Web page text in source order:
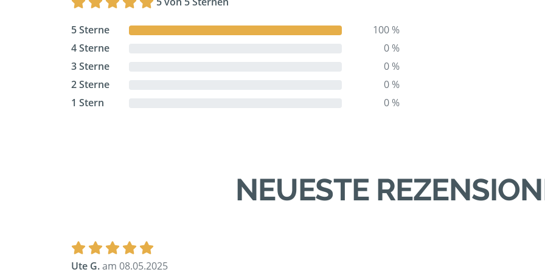
5 Sterne
100 %
4 Sterne
0 %
3 Sterne
0 %
2 Sterne
0 %
1 Stern
0 %
NEUESTE
Ute G.am 08.05.2025